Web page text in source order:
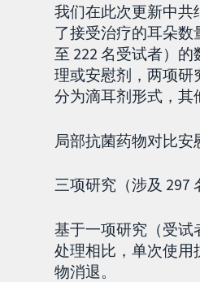
我们在此次更新中
了接受治疗的耳朵数
至 222 名受试者）
理或安慰剂，两项研
分为滴耳剂形式，其
局部抗菌药物对比安
三项研究（涉及 297
基于一项研究（受试
处理相比，单次使
物消退。